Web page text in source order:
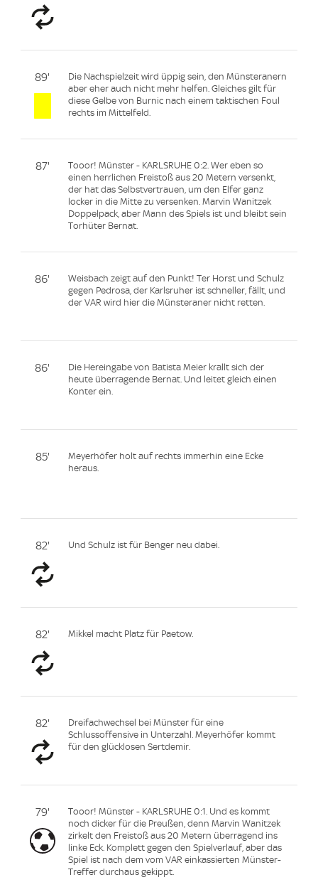
89'
Die Nachspielzeit wird üppig sein, den Münsteranern
aber eher auch nicht mehr helfen. Gleiches gilt für
diese Gelbe von Burnic nach einem taktischen Foul
rechts im Mittelfeld.
87'
Tooor! Münster - KARLSRUHE 0:2. Wer eben so
einen herrlichen Freistoß aus 20 Metern versenkt,
der hat das Selbstvertrauen, um den Elfer ganz
locker in die Mitte zu versenken. Marvin Wanitzek
Doppelpack, aber Mann des Spiels ist und bleibt sein
Torhüter Bernat.
86'
Weisbach zeigt auf den Punkt! Ter Horst und Schulz
gegen Pedrosa, der Karlsruher ist schneller, fällt, und
der VAR wird hier die Münsteraner nicht retten.
86'
Die Hereingabe von Batista Meier krallt sich der
heute überragende Bernat. Und leitet gleich einen
Konter ein.
85'
Meyerhöfer holt auf rechts immerhin eine Ecke
heraus.
82' Und Schulz ist für Benger neu dabei.
82' Mikkel macht Platz für Paetow.
82'
Dreifachwechsel bei Münster für eine
Schlussoffensive in Unterzahl. Meyerhöfer kommt
für den glücklosen Sertdemir.
79'
Tooor! Münster - KARLSRUHE 0:1. Und es kommt
noch dicker für die Preußen, denn Marvin Wanitzek
zirkelt den Freistoß aus 20 Metern überragend ins
linke Eck. Komplett gegen den Spielverlauf, aber das
Spiel ist nach dem vom VAR einkassierten Münster-
Treffer durchaus gekippt.